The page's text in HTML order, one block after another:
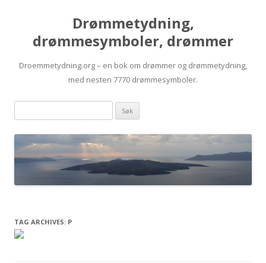
Drømmetydning,
drømmesymboler, drømmer
Droemmetydning.org – en bok om drømmer og drømmetydning,
med nesten 7770 drømmesymboler.
Skip
content
søk:
TAG ARCHIVES: P